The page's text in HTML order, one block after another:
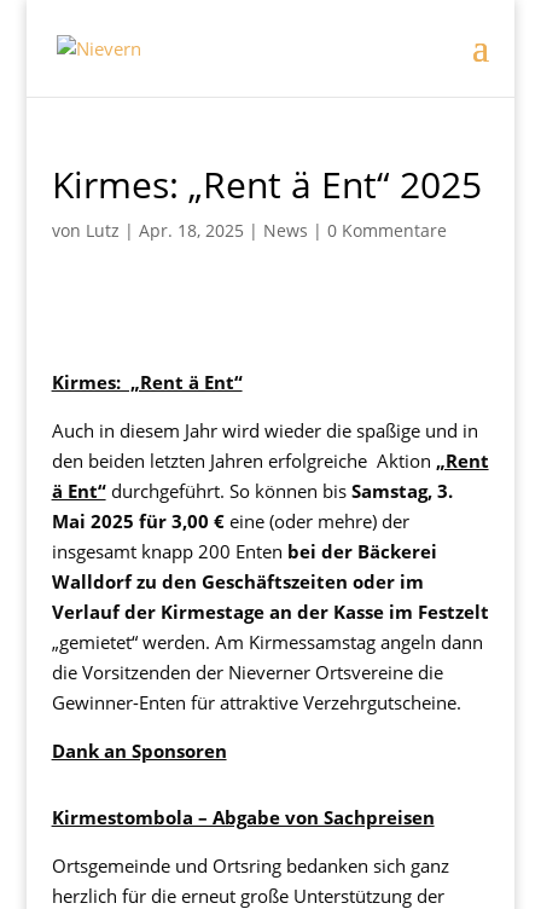
Kirmes: „Rent ä Ent“ 2025
von Lutz | Apr. 18, 2025 | News | 0 Kommentare
Kirmes: „Rent ä Ent“
Auch in diesem Jahr wird wieder die spaßige und in
den beiden letzten Jahren erfolgreiche Aktion „Rent
ä Ent“durchgeführt. So können bis Samstag, 3.
Mai 2025 für 3,00 € eine (oder mehre) der
insgesamt knapp 200 Enten bei der Bäckerei
Walldorf zu den Geschäftszeiten oder im
Verlauf der Kirmestage an der Kasse im Festzelt
„gemietet“ werden. Am Kirmessamstag angeln dann
die Vorsitzenden der Nieverner Ortsvereine die
Gewinner-Enten für attraktive Verzehrgutscheine.
Dank an Sponsoren
Kirmestombola – Abgabe von Sachpreisen
Ortsgemeinde und Ortsring bedanken sich ganz
herzlich für die erneut große Unterstützung der